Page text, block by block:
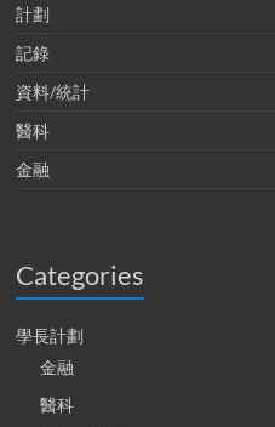
計劃
記錄
資料/統計
醫科
金融
Categories
學長計劃
金融
醫科